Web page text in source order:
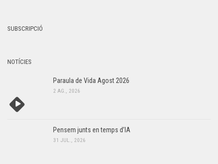
SUBSCRIPCIÓ
NOTÍCIES
Paraula de Vida Agost 2026
2 AG., 2026
Pensem junts en temps d’IA
31 JUL., 2026